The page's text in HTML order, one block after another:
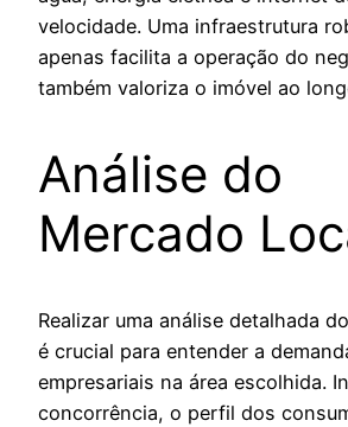
velocidade. Uma infraestrutura
apenas facilita a operação do
também valoriza o imóvel ao
Análise do
Mercado
Realizar uma análise detalhada
é crucial para entender a
empresariais na área escolhida.
concorrência, o perfil dos